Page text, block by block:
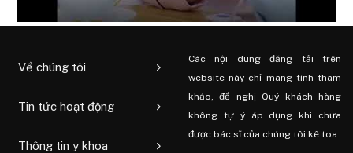
Về chúng tôi
Tin tức hoạt động
Thông tin y khoa
Các nội dung đăng tải trên
website này chỉ mang tính tham
khảo, đề nghị Quý khách hàng
không tự ý áp dụng khi chưa
được bác sĩ của chúng tôi kê toa.